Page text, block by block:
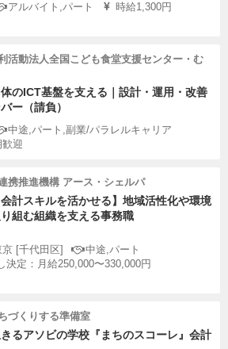
アルバイト,パート
時給1,300円
活動法人全国こども食堂支援センター・む
のICT基盤を支える｜設計・運用・改善
ー（請負）
中途,パート,副業/パラレルキャリア
迎
携推進機構 アース・シェルパ
会計スキルを活かせる】地域活性化や環境
組む組織を支える事務職
[千代田区]
中途,パート
決定：月給250,000〜330,000円
づくりする準備室
るアソビの学校『まちのスコーレ』会計